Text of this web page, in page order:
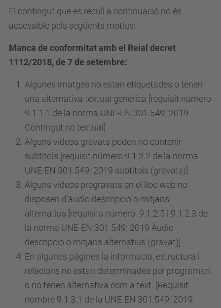
El contingut que es recull a continuació no és
accessible pels següents motius:
Manca de conformitat amb el Reial decret
1112/2018, de 7 de setembre:
Algunes imatges no estan etiquetades o tenen
una alternativa textual genèrica [requisit número
9.1.1.1 de la norma UNE-EN 301.549: 2019
Contingut no textual]
Alguns vídeos gravats poden no contenir
subtítols [requisit número 9.1.2.2 de la norma
UNE-EN 301.549: 2019 subtítols (gravats)]
Alguns vídeos pregravats en el lloc web no
disposen d'àudio descripció o mitjans
alternatius [requisits número 9.1.2.5 i 9.1.2.3 de
la norma UNE-EN 301.549: 2019 Àudio
descripció o mitjans alternatius (gravat)]
En algunes pàgines la informació, estructura i
relacions no estan determinades per programari
o no tenen alternativa com a text. [Requisit
nombre 9.1.3.1 de la UNE-EN 301.549: 2019